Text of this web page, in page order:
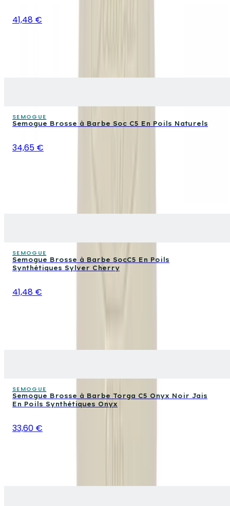
41,48 €
SEMOGUE
Semogue Brosse à Barbe Soc C5 En Poils Naturels
34,65 €
SEMOGUE
Semogue Brosse à Barbe SocC5 En Poils
Synthétiques Sylver Cherry
41,48 €
SEMOGUE
Semogue Brosse à Barbe Torga C5 Onyx Noir Jais
En Poils Synthétiques Onyx
33,60 €